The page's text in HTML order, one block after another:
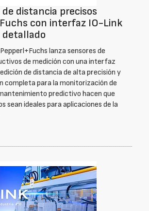
de distancia precisos
con interfaz IO-Link
detallado
lanza sensores de
de medición con una interfaz
de distancia de alta precisión y
completa para la monitorización de
predictivo hacen que
sean ideales para aplicaciones de la